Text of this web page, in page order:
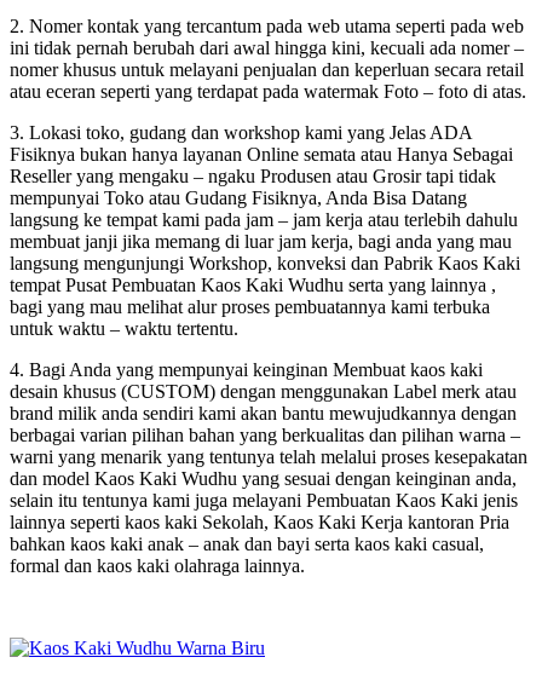
2. Nomer kontak yang tercantum pada web utama seperti pada web
ini tidak pernah berubah dari awal hingga kini, kecuali ada nomer –
nomer khusus untuk melayani penjualan dan keperluan secara retail
atau eceran seperti yang terdapat pada watermak Foto – foto di atas.
3. Lokasi toko, gudang dan workshop kami yang Jelas ADA
Fisiknya bukan hanya layanan Online semata atau Hanya Sebagai
Reseller yang mengaku – ngaku Produsen atau Grosir tapi tidak
mempunyai Toko atau Gudang Fisiknya, Anda Bisa Datang
langsung ke tempat kami pada jam – jam kerja atau terlebih dahulu
membuat janji jika memang di luar jam kerja, bagi anda yang mau
langsung mengunjungi Workshop, konveksi dan Pabrik Kaos Kaki
tempat Pusat Pembuatan Kaos Kaki Wudhu serta yang lainnya ,
bagi yang mau melihat alur proses pembuatannya kami terbuka
untuk waktu – waktu tertentu.
4. Bagi Anda yang mempunyai keinginan Membuat kaos kaki
desain khusus (CUSTOM) dengan menggunakan Label merk atau
brand milik anda sendiri kami akan bantu mewujudkannya dengan
berbagai varian pilihan bahan yang berkualitas dan pilihan warna –
warni yang menarik yang tentunya telah melalui proses kesepakatan
dan model Kaos Kaki Wudhu yang sesuai dengan keinginan anda,
selain itu tentunya kami juga melayani Pembuatan Kaos Kaki jenis
lainnya seperti kaos kaki Sekolah, Kaos Kaki Kerja kantoran Pria
bahkan kaos kaki anak – anak dan bayi serta kaos kaki casual,
formal dan kaos kaki olahraga lainnya.